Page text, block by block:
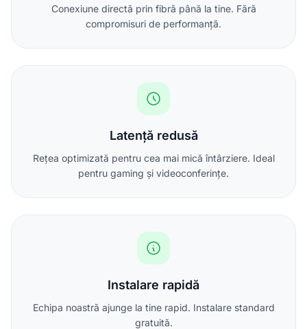
Conexiune directă prin fibră până la tine. Fără
compromisuri de performanță.
Latență redusă
Rețea optimizată pentru cea mai mică întârziere. Ideal
pentru gaming și videoconferințe.
Instalare rapidă
Echipa noastră ajunge la tine rapid. Instalare standard
gratuită.